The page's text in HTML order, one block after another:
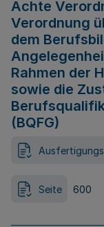
Achte
Verordnung
dem
Rahmen der
sowie die
(BQFG)
Seite 600